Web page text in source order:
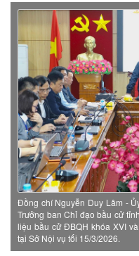
Đồng chí Nguyễn Duy Lâm -
Trưởng ban Chỉ đạo bầu cử
liệu bầu cử ĐBQH khóa XVI
tại Sở Nội vụ tối 15/3/2026.